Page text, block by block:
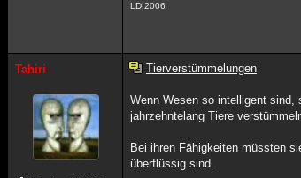
LD|2006
Tahiri Tierverstümmelungen
Wenn Wesen so intelligent sind,
jahrzehntelang Tiere
Bei ihren Fähigkeiten müssten
überflüssig sind.